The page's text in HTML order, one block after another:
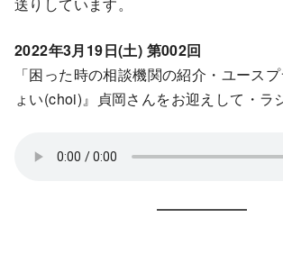
送りしています。
2022年3月19日(土) 第002回
「困った時の相談機関の紹介・ユース
ょい(choi)』貞岡さんをお迎えして・ラ